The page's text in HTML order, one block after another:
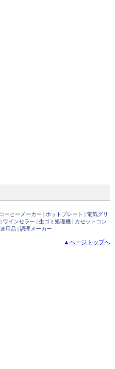
コーヒーメーカー | ホットプレート | 電気グリ
| ワインセラー | 生ゴミ処理機 | カセットコン
用品 | 調理メーカー
▲ページトップへ